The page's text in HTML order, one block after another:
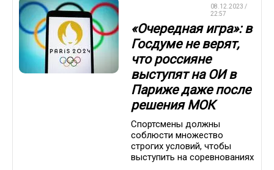
08.12.2023 /
22:57
«Очередная игра»: в
Госдуме не верят,
что россияне
выступят на ОИ в
Париже даже после
решения МОК
Спортсмены должны
соблюсти множество
строгих условий, чтобы
выступить на соревнованиях